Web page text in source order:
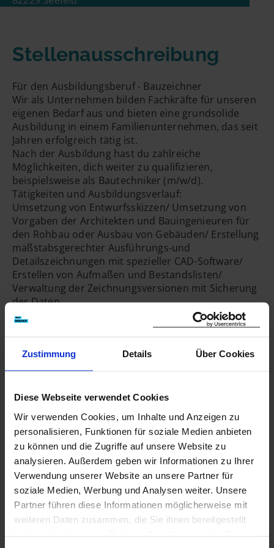
Zustimmung Details Über Cookies
Diese Webseite verwendet Cookies
Wir verwenden Cookies, um Inhalte und Anzeigen zu
personalisieren, Funktionen für soziale Medien anbieten
zu können und die Zugriffe auf unsere Website zu
analysieren. Außerdem geben wir Informationen zu Ihrer
Verwendung unserer Website an unsere Partner für
soziale Medien, Werbung und Analysen weiter. Unsere
Partner führen diese Informationen möglicherweise mit
weiteren Daten zusammen, die Sie ihnen bereitgestellt
Stellenausschreibung
Für den Ausbildungsberuf - Bauzeichner
Wir als Unternehmen bilden Fachkräfte für unseren
eigenen Bedarf aus und bieten eine grundsolide
Ausbildung in einem Familienunternehmen, das seit
Jahren erfolgreich tätig ist.
Nach der Ausbildung hast du zahlreiche
Möglichkeiten, dich weiter zu qualifizieren,
beispielsweise als Bautechniker (m/w/d).
Tätigkeiten und Ausbildungsverlauf:
Umsetzung von Entwurfsskizzen/ Umsetzung von
Vorgaben der Architekten und Bauingenieuren für
den Rohbau oder Ausbau von Gebäuden/ Erstellung
maßstabsgerechter Ausführungs-und
Detailszeichnungen mit spezieller CAD-Software/
Erstellen von Aufmaßen und Bestandslisten/
Verwaltung der Zeichnungsversionen mit Sicherung
der Daten.
Die Ausbildung zum Bauzeichner (m/w/d) dauert in
der Regel drei Jahre. Bei sehr guten Leistungen kann
Während der Lehre spezialisiert man sich in einem
von drei Schwerpunkten: Architektur, Ingenieurbau
nur den Schwerpunkt Architektur anbieten.
Dann sende bitte deine Bewerbungsunterlagen
zusammengefasst im PDF-Format an
bewerbung@bau-dosch.de oder nutze unser
Kurzbewerbungsformular auf unserer Homepage.
Kontakt
Hierher ziehen & fallen
Dateien auswählen
0 von 5